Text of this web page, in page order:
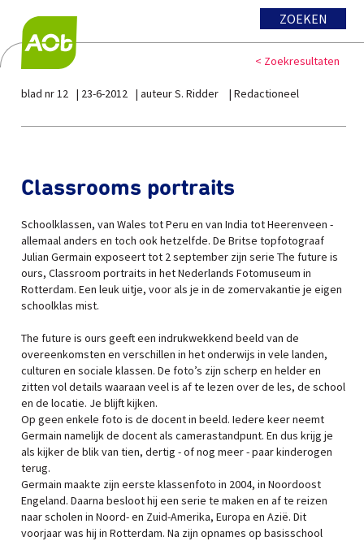
ZOEKEN
< Zoekresultaten
blad nr 12 23-6-2012 auteur S. Ridder Redactioneel
Classrooms portraits
Schoolklassen, van Wales tot Peru en van India tot Heerenveen -
allemaal anders en toch ook hetzelfde. De Britse topfotograaf
Julian Germain exposeert tot 2 september zijn serie The future is
ours, Classroom portraits in het Nederlands Fotomuseum in
Rotterdam. Een leuk uitje, voor als je in de zomervakantie je eigen
schoolklas mist.
The future is ours geeft een indrukwekkend beeld van de
overeenkomsten en verschillen in het onderwijs in vele landen,
culturen en sociale klassen. De foto’s zijn scherp en helder en
zitten vol details waaraan veel is af te lezen over de les, de school
en de locatie. Je blijft kijken.
Op geen enkele foto is de docent in beeld. Iedere keer neemt
Germain namelijk de docent als camerastandpunt. En dus krijg je
als kijker de blik van tien, dertig - of nog meer - paar kinderogen
terug.
Germain maakte zijn eerste klassenfoto in 2004, in Noordoost
Engeland. Daarna besloot hij een serie te maken en af te reizen
naar scholen in Noord- en Zuid-Amerika, Europa en Azië. Dit
voorjaar was hij in Rotterdam. Na zijn opnames op basisschool